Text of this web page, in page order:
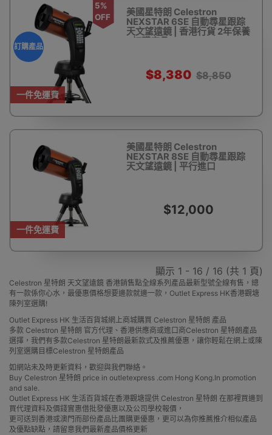
一件免運費
訂購產品
5%
OFF
美國星特朗 Celestron
NEXSTAR 6SE 自動尋星跟踪
天文望遠鏡 | 香港行貨 2年保養
- 訂購產品
$8,380 $8,850
一件免運費
美國星特朗 Celestron
NEXSTAR 8SE 自動尋星跟踪
天文望遠鏡 | 平行進口
$12,000
顯示 1 - 16 / 16 (共 1 頁)
Celestron 星特朗 天文望遠鏡 香港銷售點全線系列產品最新型號全線有售，總
有一款係你心水，最優惠價格想要邊款就邊一款，Outlet Express HK香港觀塘
陳列室選購!
Outlet Express HK 生活百貨城網上商城購買 Celestron 星特朗 產品
多款 Celestron 星特朗 官方代理、香港供應商或進口商Celestron 星特朗產品
選擇，我們有多款Celestron 星特朗最新款式及推薦優惠，讓你輕鬆在網上或陳
列室選購目標Celestron 星特朗產品
如網站未及時更新資料，歡迎與我們聯絡。
Buy Celestron 星特朗 price in outletexpress .com Hong Kong.In promotion
and sale.
Outlet Express HK 生活百貨城在香港觀塘提供 Celestron 星特朗 在那裡買邊到
買代理資料及價錢實惠借批發優惠以及公司學校報價，
更可送到香港或澳門而部份產品比團購更優惠，更可以為你推薦推介相似產品
及優點缺點，請留意我們最新產品價格更新